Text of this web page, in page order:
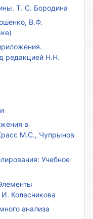
Т. С. Бородина
В.Ф.
редакцией Н.Н.
в
М.С., Чупрынов
Учебное
Колесникова
анализа